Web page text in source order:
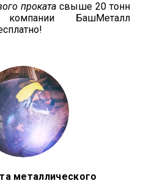
проката свыше 20 тонн
БашМеталл
металлического